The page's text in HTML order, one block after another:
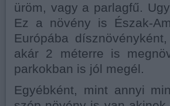
üröm, vagy a parlagfű.
Ez a növény is Észak-
Európába
akár 2 méterre is
parkokban is jól megél.
Egyébként, mint annyi